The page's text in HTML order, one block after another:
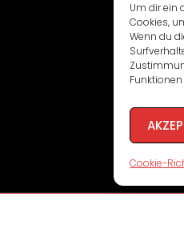
Um dir ein
Cookies,
Wenn du
Cookie-